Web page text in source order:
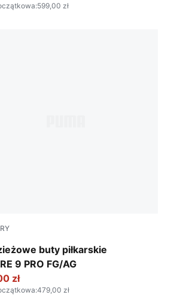
:599,00 zł
PUMA Blackbuty piłkarskie
9 PRO FG/AG
Pink-Sun Stream-Bright Aqua-PUMA
zł
:479,00 zł